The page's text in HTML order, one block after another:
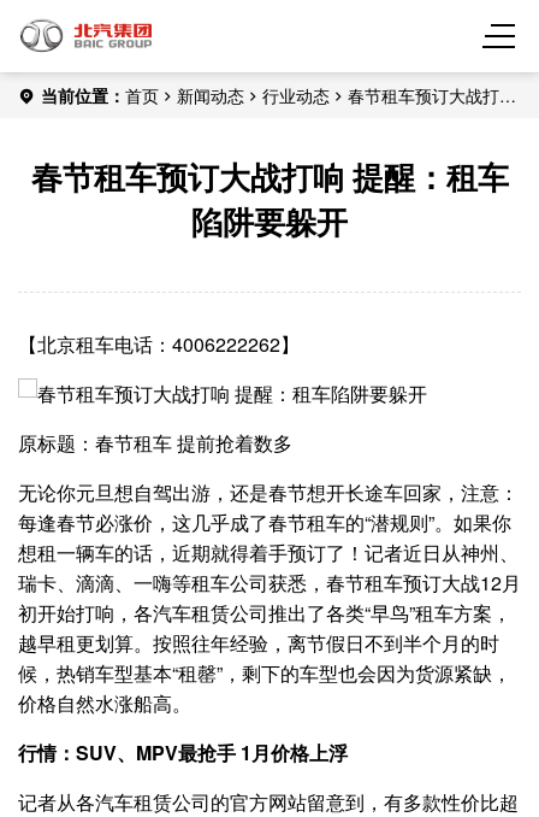
当前位置： 首页 新闻动态 行业动态
春节租车预订大战打响
春节租车预订大战打响 提醒：租车
陷阱要躲开
【北京租车电话：4006222262】
原标题：春节租车 提前抢着数多
无论你元旦想自驾出游，还是春节想开长途车回家，注意：
每逢春节必涨价，这几乎成了春节租车的“潜规则”。如果你
想租一辆车的话，近期就得着手预订了！记者近日从神州、
瑞卡、滴滴、一嗨等租车公司获悉，春节租车预订大战12月
初开始打响，各汽车租赁公司推出了各类“早鸟”租车方案，
越早租更划算。按照往年经验，离节假日不到半个月的时
候，热销车型基本“租罄”，剩下的车型也会因为货源紧缺，
价格自然水涨船高。
行情：SUV、MPV最抢手 1月价格上浮
记者从各汽车租赁公司的官方网站留意到，有多款性价比超